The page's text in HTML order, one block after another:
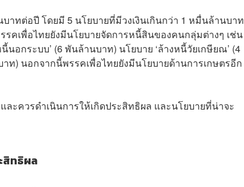
าทต่อปี โดยมี 5 นโยบายที่มีวงเงินเกินกว่า 1 หมื่นล้านบาท
รคเพื่อไทยยังมีนโยบายจัดการหนี้สินของคนกลุ่มต่างๆ เช่น
นอกระบบ’ (6 พันล้านบาท) นโยบาย ‘ล้างหนี้วัยเกษียณ’ (4
ท) นอกจากนี้พรรคเพื่อไทยยังมีนโยบายด้านการเกษตรอีก
ะควรดำเนินการให้เกิดประสิทธิผล และนโยบายที่น่าจะ
สิทธิผล